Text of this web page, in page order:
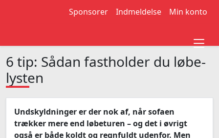
Sponsorer Indmeldelse Min konto
6 tip: Sådan fastholder du løbe-
lysten
Undskyldninger er der nok af, når sofaen
trækker mere end løbeturen – og det i øvrigt
også er både koldt og regnfuldt udenfor. Men